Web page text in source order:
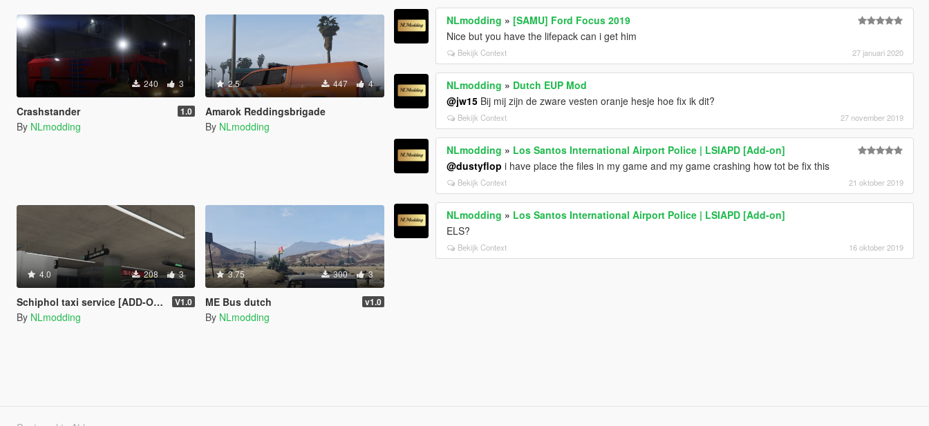
240 3
Crashstander 1.0
By NLmodding
2.5 447 4
Amarok Reddingsbrigade
By NLmodding
4.0 208 3
Schiphol taxi service [ADD-ON/Replace] V1.0
By NLmodding
3.75 300 3
ME Bus dutch v1.0
By NLmodding
NLmodding » [SAMU] Ford Focus 2019
Nice but you have the lifepack can i get him
Bekijk Context 27 januari 2020
NLmodding » Dutch EUP Mod
@jw15 Bij mij zijn de zware vesten oranje hesje hoe fix ik dit?
Bekijk Context 27 november 2019
NLmodding » Los Santos International Airport Police | LSIAPD [Add-on]
@dustyflop i have place the files in my game and my game crashing how tot be fix this
Bekijk Context 21 oktober 2019
NLmodding » Los Santos International Airport Police | LSIAPD [Add-on]
ELS?
Bekijk Context 16 oktober 2019